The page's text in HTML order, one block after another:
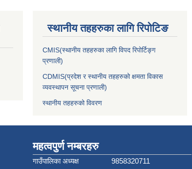
स्थानीय तहहरुका लागि रिपोटिङ
CMIS(स्थानीय तहहरुका लागि विपद रिपोर्टिङ्ग
प्रणाली)
CDMIS(प्रदेश र स्थानीय तहहरुको क्षमता विकास
व्यवस्थापन सूचना प्रणाली)
स्थानीय तहहरुको विवरण
महत्वपुर्ण नम्बरहरु
गाउँपालिका अध्यक्ष
9858320711